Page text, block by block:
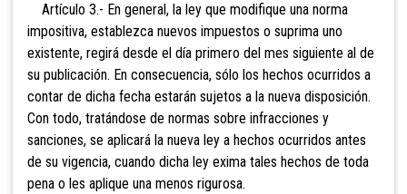
Artículo 3.- En general, la ley que modifique una norma
impositiva, establezca nuevos impuestos o suprima uno
existente, regirá desde el día primero del mes siguiente al de
su publicación. En consecuencia, sólo los hechos ocurridos a
contar de dicha fecha estarán sujetos a la nueva disposición.
Con todo, tratándose de normas sobre infracciones y
sanciones, se aplicará la nueva ley a hechos ocurridos antes
de su vigencia, cuando dicha ley exima tales hechos de toda
pena o les aplique una menos rigurosa.